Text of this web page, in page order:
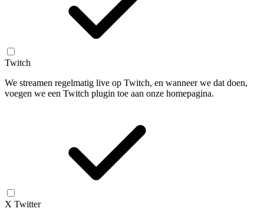
Twitch
We streamen regelmatig live op Twitch, en wanneer we dat doen,
voegen we een Twitch plugin toe aan onze homepagina.
X Twitter